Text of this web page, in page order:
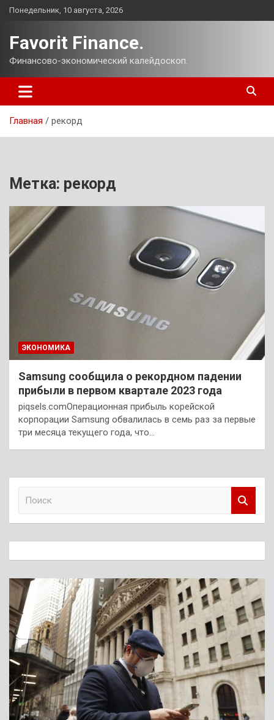
Перейти
Понедельник, 10 августа, 2026
Favorit Finance.
Финансово-экономический калейдоскоп.
Главная рекорд
Метка: рекорд
ЭКОНОМИКА
Samsung сообщила о рекордном падении
прибыли в первом квартале 2023 года
piqsels.comОперационная прибыль корейской
корпорации Samsung обвалилась в семь раз за первые
три месяца текущего года, что…
к